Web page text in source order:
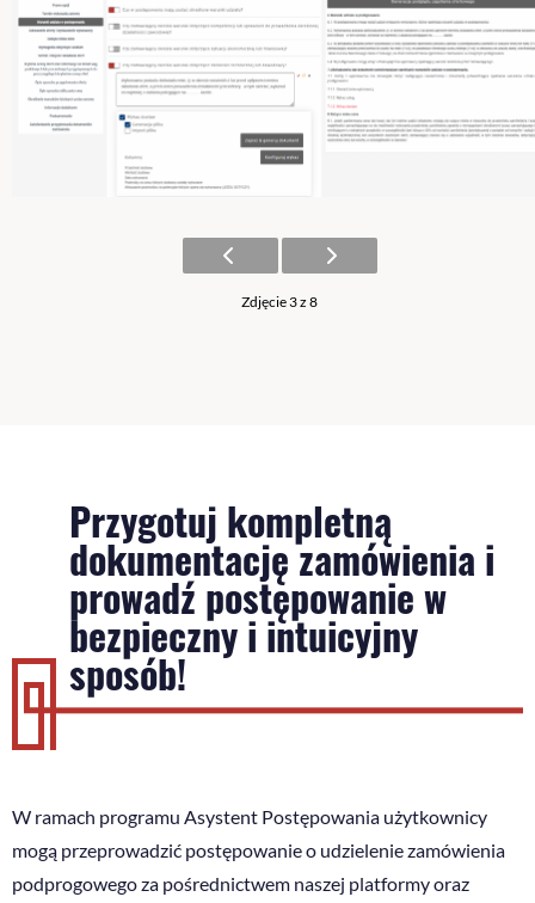
Zdjęcie 3 z 8
Przygotuj kompletną
dokumentację zamówienia i
prowadź postępowanie w
bezpieczny i intuicyjny
sposób!
W ramach programu Asystent Postępowania użytkownicy
mogą przeprowadzić postępowanie o udzielenie zamówienia
podprogowego za pośrednictwem naszej platformy oraz